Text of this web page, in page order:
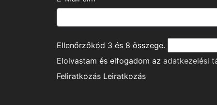
Ellenőrzőkód 3 és 8 összege.
Elolvastam és elfogadom az adatkezelési
Feliratkozás Leiratkozás